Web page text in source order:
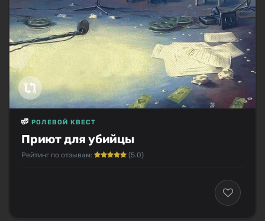
Приют для убийцы
РОЛЕВОЙ КВЕСТ
Рейтинг по отзывам: (5.0)